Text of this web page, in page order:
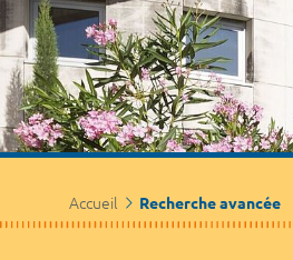
Accueil Recherche avancée